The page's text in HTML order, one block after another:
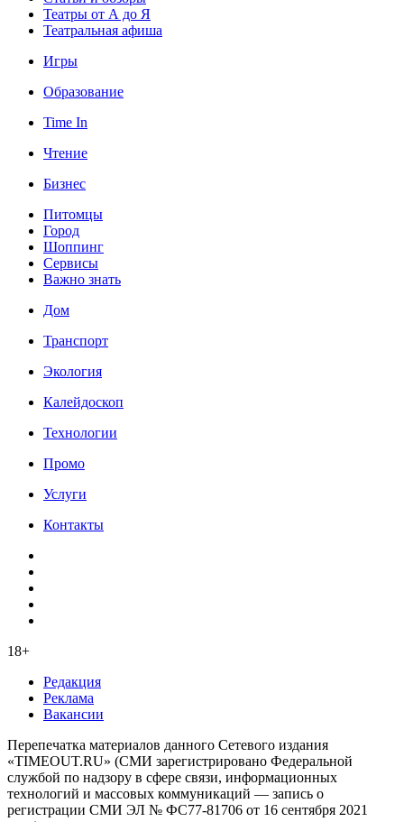
Театры от А до Я
Театральная афиша
Игры
Образование
Time In
Чтение
Бизнес
Питомцы
Город
Шоппинг
Сервисы
Важно знать
Дом
Транспорт
Экология
Калейдоскоп
Технологии
Промо
Услуги
Контакты
18+
Редакция
Реклама
Вакансии
Перепечатка материалов данного Сетевого издания
«TIMEOUT.RU» (СМИ зарегистрировано Федеральной
службой по надзору в сфере связи, информационных
технологий и массовых коммуникаций — запись о
регистрации СМИ ЭЛ № ФС77-81706 от 16 сентября 2021